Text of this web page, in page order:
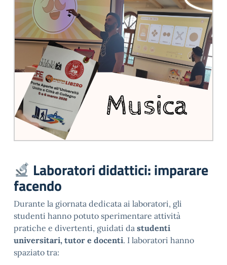
Laboratori didattici: imparare
facendo
Durante la giornata dedicata ai laboratori, gli
studenti hanno potuto sperimentare attività
pratiche e divertenti, guidati da studenti
universitari, tutor e docenti. I laboratori hanno
spaziato tra: